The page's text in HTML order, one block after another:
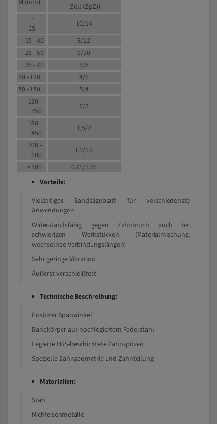
M (mm)
Zoll (ZpZ))
>
25
10/14
15 - 40
8/12
25 - 50
6/10
35 - 70
5/8
50 - 120
4/6
80 - 180
3/4
130 -
350
2/3
150 -
450
1,5/2
200 -
600
1,1/1,6
> 500
0,75/1,25
Vorteile:
Vielseitiges Bandsägeblatt für verschiedenste
Anwendungen
Widerstandsfähig gegen Zahnbruch auch bei
schwierigen Werkstücken (Materialmischung,
wechselnde Verbindungslängen)
Sehr geringe Vibration
Äußerst verschleißfest
Technische Beschreibung:
Positiver Spanwinkel
Bandkörper aus hochlegiertem Federstahl
Legierte HSS-beschichtete Zahnspitzen
Spezielle Zahngeometrie und Zahnteilung
Materialien:
Stahl
Nichteisenmetalle